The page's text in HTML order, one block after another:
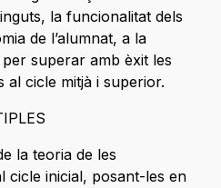
la funcionalitat dels
de l’alumnat, a la
superar amb èxit les
al cicle mitjà i superior.
la teoria de les
cicle inicial, posant-les en